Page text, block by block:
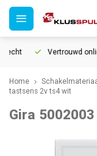
Vertrouwd
Home
tastsens 2v ts4 wit
Gira